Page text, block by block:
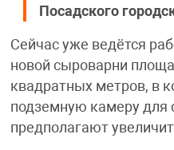
Посадского
Сейчас уже ведётся
новой сыроварни
квадратных метров, в
подземную камеру для
предполагают